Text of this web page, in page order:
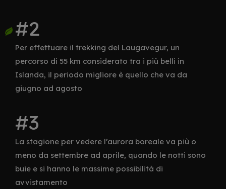
Per effettuare il trekking del Laugavegur, un
percorso di 55 km considerato tra i più belli in
Islanda, il periodo migliore è quello che va da
giugno ad agosto
La stagione per vedere l’aurora boreale va più o
meno da settembre ad aprile, quando le notti sono
buie e si hanno le massime possibilità di
avvistamento